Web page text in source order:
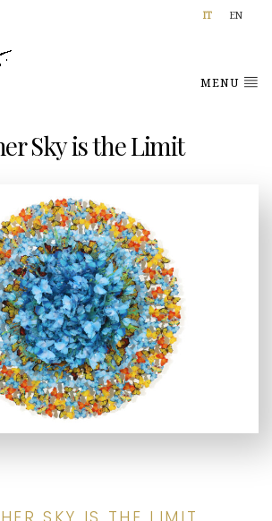
IT EN
MENU
Sky is the Limit